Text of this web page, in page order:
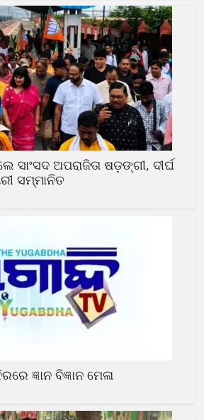
ସାଂସଦ ଅପରାଜିତା ଷଡ଼ଙ୍ଗୀ, ଦୀର୍ଘ
ସମ୍ମାନିତ
ଜ୍ଞାନ ବିଜ୍ଞାନ ମେଳା